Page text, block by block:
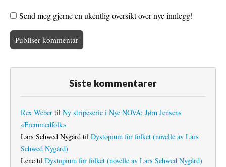
Send meg gjerne en ukentlig oversikt over nye innlegg!
Siste kommentarer
Rex Weber til Ny stripeserie i Nye NOVA: Jørn Jensens
«Fremmedfolk»
Lars Schwed Nygård til Dystopium for folket (novelle av Lars
Schwed Nygård)
Lene til Dystopium for folket (novelle av Lars Schwed Nygård)